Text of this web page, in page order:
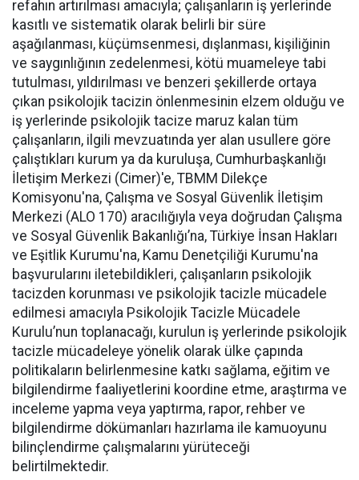
refahın artırılması amacıyla; çalışanların iş yerlerinde
kasıtlı ve sistematik olarak belirli bir süre
aşağılanması, küçümsenmesi, dışlanması, kişiliğinin
ve saygınlığının zedelenmesi, kötü muameleye tabi
tutulması, yıldırılması ve benzeri şekillerde ortaya
çıkan psikolojik tacizin önlenmesinin elzem olduğu ve
iş yerlerinde psikolojik tacize maruz kalan tüm
çalışanların, ilgili mevzuatında yer alan usullere göre
çalıştıkları kurum ya da kuruluşa, Cumhurbaşkanlığı
İletişim Merkezi (Cimer)'e, TBMM Dilekçe
Komisyonu'na, Çalışma ve Sosyal Güvenlik İletişim
Merkezi (ALO 170) aracılığıyla veya doğrudan Çalışma
ve Sosyal Güvenlik Bakanlığı’na, Türkiye İnsan Hakları
ve Eşitlik Kurumu'na, Kamu Denetçiliği Kurumu'na
başvurularını iletebildikleri, çalışanların psikolojik
tacizden korunması ve psikolojik tacizle mücadele
edilmesi amacıyla Psikolojik Tacizle Mücadele
Kurulu’nun toplanacağı, kurulun iş yerlerinde psikolojik
tacizle mücadeleye yönelik olarak ülke çapında
politikaların belirlenmesine katkı sağlama, eğitim ve
bilgilendirme faaliyetlerini koordine etme, araştırma ve
inceleme yapma veya yaptırma, rapor, rehber ve
bilgilendirme dökümanları hazırlama ile kamuoyunu
bilinçlendirme çalışmalarını yürüteceği
belirtilmektedir.